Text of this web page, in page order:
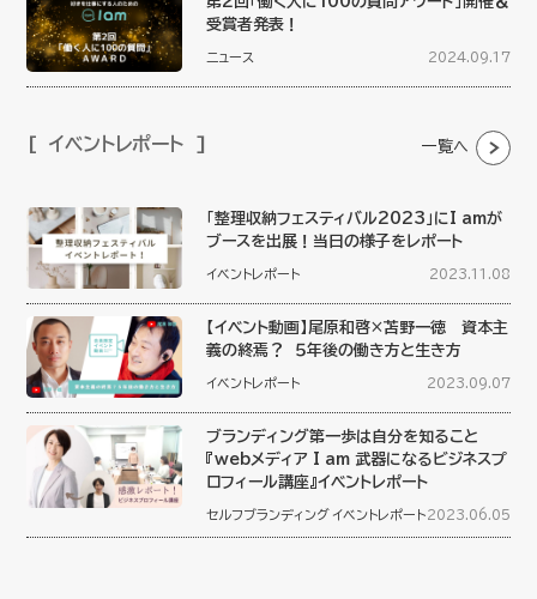
受賞者発表！
ニュース 2024.09.17
イベントレポート 一覧へ
「整理収納フェスティバル2023」にI amが
ブースを出展！当日の様子をレポート
イベントレポート 2023.11.08
【イベント動画】尾原和啓×苫野一徳 資本主
義の終焉？ ５年後の働き方と生き方
イベントレポート 2023.09.07
ブランディング第一歩は自分を知ること
『webメディア I am 武器になるビジネスプ
ロフィール講座』イベントレポート
セルフブランディング イベントレポート 2023.06.05